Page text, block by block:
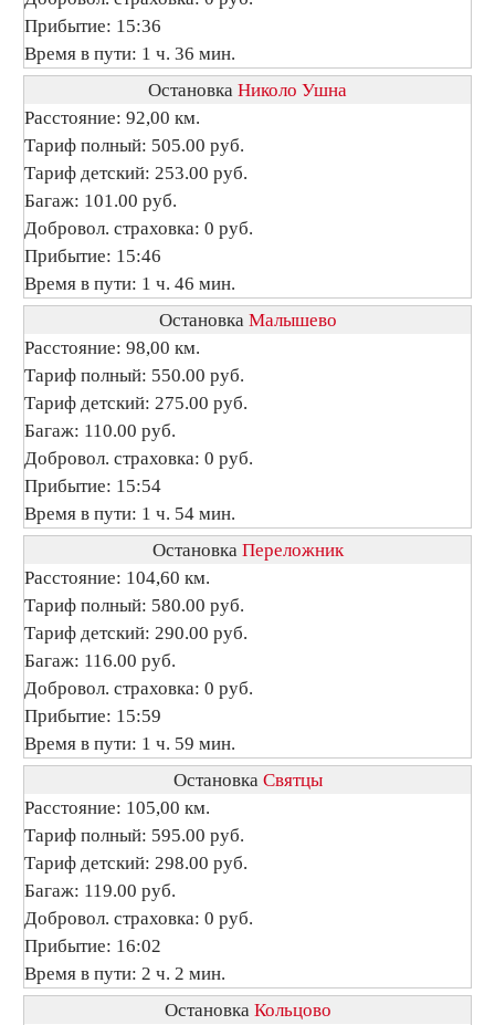
Прибытие: 15:36
Время в пути: 1 ч. 36 мин.
Остановка Николо Ушна
Расстояние: 92,00 км.
Тариф полный: 505.00 руб.
Тариф детский: 253.00 руб.
Багаж: 101.00 руб.
Добровол. страховка: 0 руб.
Прибытие: 15:46
Время в пути: 1 ч. 46 мин.
Остановка Малышево
Расстояние: 98,00 км.
Тариф полный: 550.00 руб.
Тариф детский: 275.00 руб.
Багаж: 110.00 руб.
Добровол. страховка: 0 руб.
Прибытие: 15:54
Время в пути: 1 ч. 54 мин.
Остановка Переложник
Расстояние: 104,60 км.
Тариф полный: 580.00 руб.
Тариф детский: 290.00 руб.
Багаж: 116.00 руб.
Добровол. страховка: 0 руб.
Прибытие: 15:59
Время в пути: 1 ч. 59 мин.
Остановка Святцы
Расстояние: 105,00 км.
Тариф полный: 595.00 руб.
Тариф детский: 298.00 руб.
Багаж: 119.00 руб.
Добровол. страховка: 0 руб.
Прибытие: 16:02
Время в пути: 2 ч. 2 мин.
Остановка Кольцово